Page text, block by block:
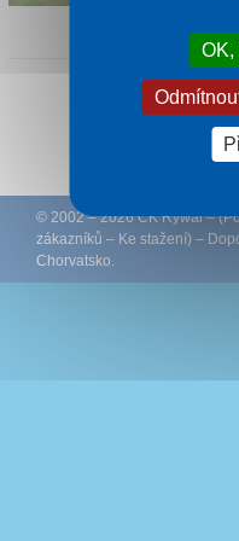
Sledujte
© 2002 – 2026 CK Rywal – (
zákazníků – Ke stažení) –
Chorvatsko.
OK,